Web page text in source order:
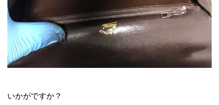
いかがですか？